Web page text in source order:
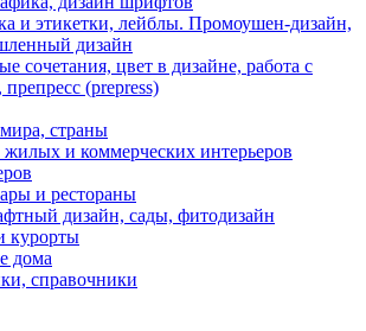
и этикетки, лейблы. Промоушен-дизайн,
дизайн
сочетания, цвет в дизайне, работа с
(prepress)
страны
и коммерческих интерьеров
и рестораны
дизайн, сады, фитодизайн
курорты
дома
справочники